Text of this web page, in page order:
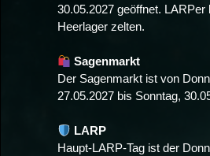
30.05.2027 geöffnet. LARPer
Heerlager zelten.
Sagenmarkt
Der Sagenmarkt ist von
27.05.2027 bis Sonntag,
LARP
Haupt-LARP-Tag ist der